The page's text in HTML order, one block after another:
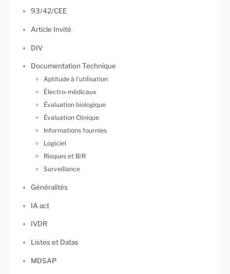
93/42/CEE
Article Invité
DIV
Documentation Technique
Aptitude à l'utilisation
Électro-médicaux
Évaluation biologique
Évaluation Clinique
Informations fournies
Logiciel
Risques et B/R
Surveillance
Généralités
IA act
IVDR
Listes et Datas
MDSAP